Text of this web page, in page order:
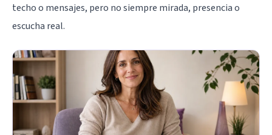
techo o mensajes, pero no siempre mirada, presencia o
escucha real.